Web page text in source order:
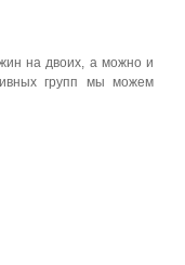
на двоих, а можно и
групп мы можем